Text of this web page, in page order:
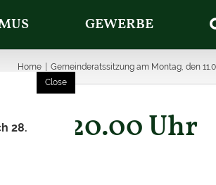
GEWERBE
Home Gemeinderatssitzung am Montag, den
um 20.00 Uhr
28.